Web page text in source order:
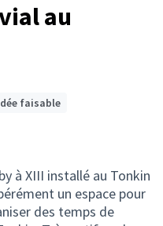
au
faisable
à XIII installé au Tonkin
un espace pour
des temps de